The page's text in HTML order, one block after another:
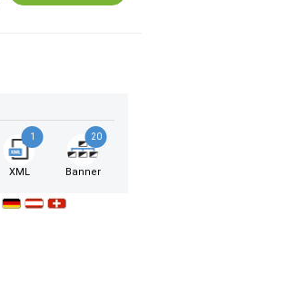
1
XML
20
Banner